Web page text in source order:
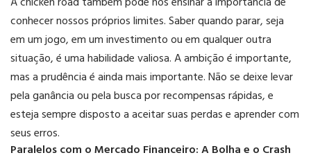
conhecer nossos próprios limites. Saber quando parar, seja
em um jogo, em um investimento ou em qualquer outra
situação, é uma habilidade valiosa. A ambição é importante,
mas a prudência é ainda mais importante. Não se deixe levar
pela ganância ou pela busca por recompensas rápidas, e
esteja sempre disposto a aceitar suas perdas e aprender com
seus erros.
Paralelos com o Mercado Financeiro: A Bolha e o Crash